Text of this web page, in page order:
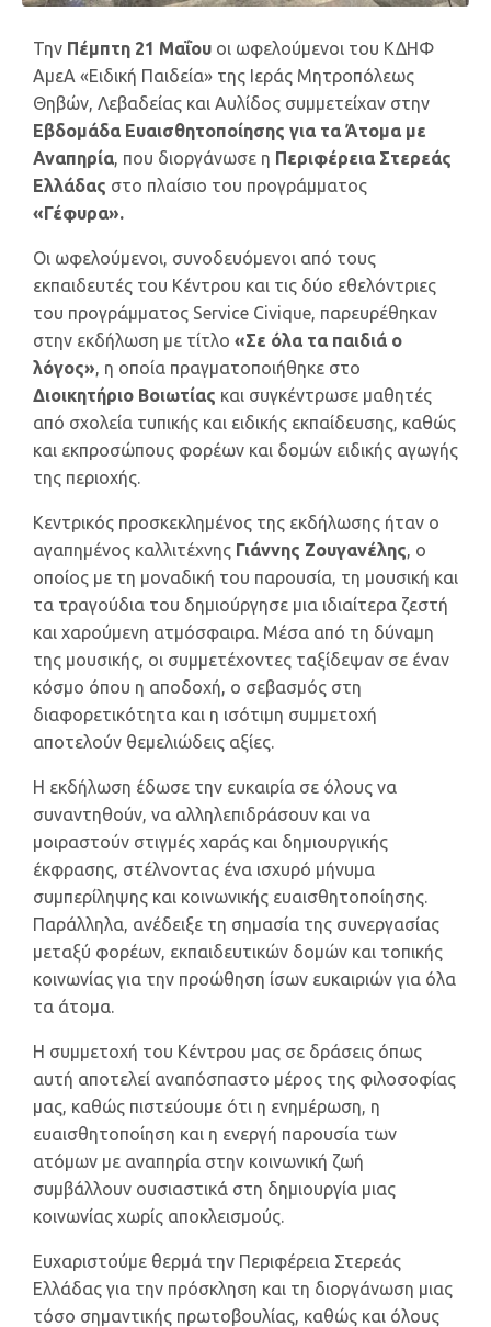
Την Πέμπτη 21 Μαΐου οι ωφελούμενοι του ΚΔΗΦ
ΑμεΑ «Ειδική Παιδεία» της Ιεράς Μητροπόλεως
Θηβών, Λεβαδείας και Αυλίδος συμμετείχαν στην
Εβδομάδα Ευαισθητοποίησης για τα Άτομα με
Αναπηρία, που διοργάνωσε η Περιφέρεια Στερεάς
Ελλάδας στο πλαίσιο του προγράμματος
«Γέφυρα».
Οι ωφελούμενοι, συνοδευόμενοι από τους
εκπαιδευτές του Κέντρου και τις δύο εθελόντριες
του προγράμματος Service Civique, παρευρέθηκαν
στην εκδήλωση με τίτλο «Σε όλα τα παιδιά ο
λόγος», η οποία πραγματοποιήθηκε στο
Διοικητήριο Βοιωτίας και συγκέντρωσε μαθητές
από σχολεία τυπικής και ειδικής εκπαίδευσης, καθώς
και εκπροσώπους φορέων και δομών ειδικής αγωγής
της περιοχής.
Κεντρικός προσκεκλημένος της εκδήλωσης ήταν ο
αγαπημένος καλλιτέχνης Γιάννης Ζουγανέλης, ο
οποίος με τη μοναδική του παρουσία, τη μουσική και
τα τραγούδια του δημιούργησε μια ιδιαίτερα ζεστή
και χαρούμενη ατμόσφαιρα. Μέσα από τη δύναμη
της μουσικής, οι συμμετέχοντες ταξίδεψαν σε έναν
κόσμο όπου η αποδοχή, ο σεβασμός στη
διαφορετικότητα και η ισότιμη συμμετοχή
αποτελούν θεμελιώδεις αξίες.
Η εκδήλωση έδωσε την ευκαιρία σε όλους να
συναντηθούν, να αλληλεπιδράσουν και να
μοιραστούν στιγμές χαράς και δημιουργικής
έκφρασης, στέλνοντας ένα ισχυρό μήνυμα
συμπερίληψης και κοινωνικής ευαισθητοποίησης.
Παράλληλα, ανέδειξε τη σημασία της συνεργασίας
μεταξύ φορέων, εκπαιδευτικών δομών και τοπικής
κοινωνίας για την προώθηση ίσων ευκαιριών για όλα
τα άτομα.
Η συμμετοχή του Κέντρου μας σε δράσεις όπως
αυτή αποτελεί αναπόσπαστο μέρος της φιλοσοφίας
μας, καθώς πιστεύουμε ότι η ενημέρωση, η
ευαισθητοποίηση και η ενεργή παρουσία των
ατόμων με αναπηρία στην κοινωνική ζωή
συμβάλλουν ουσιαστικά στη δημιουργία μιας
κοινωνίας χωρίς αποκλεισμούς.
Ευχαριστούμε θερμά την Περιφέρεια Στερεάς
Ελλάδας για την πρόσκληση και τη διοργάνωση μιας
τόσο σημαντικής πρωτοβουλίας, καθώς και όλους